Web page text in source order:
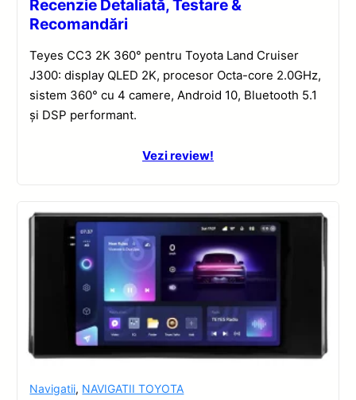
Recenzie Detaliată, Testare &
Recomandări
Teyes CC3 2K 360° pentru Toyota Land Cruiser
J300: display QLED 2K, procesor Octa-core 2.0GHz,
sistem 360° cu 4 camere, Android 10, Bluetooth 5.1
și DSP performant.
Vezi review!
Navigatii, NAVIGATII TOYOTA